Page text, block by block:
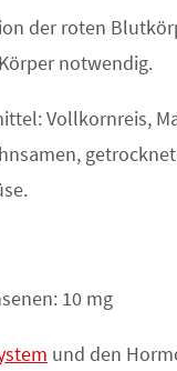
der roten
notwendig.
Vollkornreis,
10 mg
und den